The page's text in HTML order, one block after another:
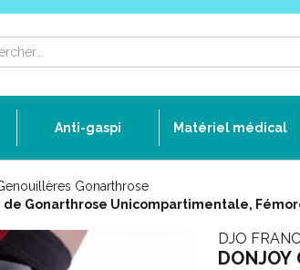
Anti-gaspi Matériel médical
Gonarthrose
de Gonarthrose Unicompartimentale,
DJO